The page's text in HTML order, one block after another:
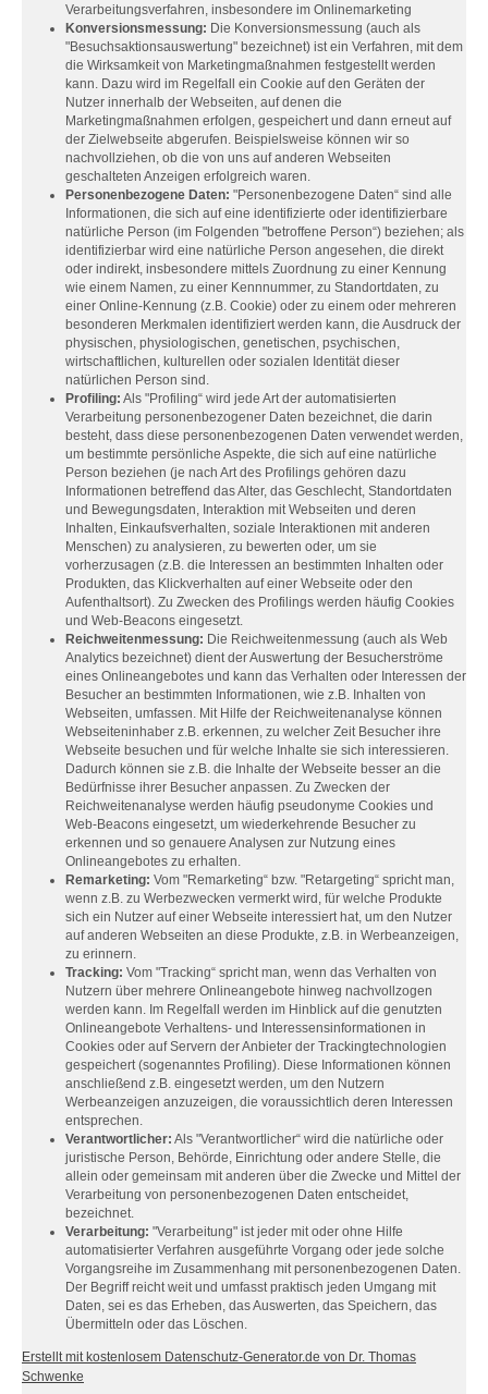
Verarbeitungsverfahren, insbesondere im Onlinemarketing
Konversionsmessung: Die Konversionsmessung (auch als
"Besuchsaktionsauswertung" bezeichnet) ist ein Verfahren, mit dem
die Wirksamkeit von Marketingmaßnahmen festgestellt werden
kann. Dazu wird im Regelfall ein Cookie auf den Geräten der
Nutzer innerhalb der Webseiten, auf denen die
Marketingmaßnahmen erfolgen, gespeichert und dann erneut auf
der Zielwebseite abgerufen. Beispielsweise können wir so
nachvollziehen, ob die von uns auf anderen Webseiten
geschalteten Anzeigen erfolgreich waren.
Personenbezogene Daten: "Personenbezogene Daten“ sind alle
Informationen, die sich auf eine identifizierte oder identifizierbare
natürliche Person (im Folgenden "betroffene Person“) beziehen; als
identifizierbar wird eine natürliche Person angesehen, die direkt
oder indirekt, insbesondere mittels Zuordnung zu einer Kennung
wie einem Namen, zu einer Kennnummer, zu Standortdaten, zu
einer Online-Kennung (z.B. Cookie) oder zu einem oder mehreren
besonderen Merkmalen identifiziert werden kann, die Ausdruck der
physischen, physiologischen, genetischen, psychischen,
wirtschaftlichen, kulturellen oder sozialen Identität dieser
natürlichen Person sind.
Profiling: Als "Profiling“ wird jede Art der automatisierten
Verarbeitung personenbezogener Daten bezeichnet, die darin
besteht, dass diese personenbezogenen Daten verwendet werden,
um bestimmte persönliche Aspekte, die sich auf eine natürliche
Person beziehen (je nach Art des Profilings gehören dazu
Informationen betreffend das Alter, das Geschlecht, Standortdaten
und Bewegungsdaten, Interaktion mit Webseiten und deren
Inhalten, Einkaufsverhalten, soziale Interaktionen mit anderen
Menschen) zu analysieren, zu bewerten oder, um sie
vorherzusagen (z.B. die Interessen an bestimmten Inhalten oder
Produkten, das Klickverhalten auf einer Webseite oder den
Aufenthaltsort). Zu Zwecken des Profilings werden häufig Cookies
und Web-Beacons eingesetzt.
Reichweitenmessung: Die Reichweitenmessung (auch als Web
Analytics bezeichnet) dient der Auswertung der Besucherströme
eines Onlineangebotes und kann das Verhalten oder Interessen der
Besucher an bestimmten Informationen, wie z.B. Inhalten von
Webseiten, umfassen. Mit Hilfe der Reichweitenanalyse können
Webseiteninhaber z.B. erkennen, zu welcher Zeit Besucher ihre
Webseite besuchen und für welche Inhalte sie sich interessieren.
Dadurch können sie z.B. die Inhalte der Webseite besser an die
Bedürfnisse ihrer Besucher anpassen. Zu Zwecken der
Reichweitenanalyse werden häufig pseudonyme Cookies und
Web-Beacons eingesetzt, um wiederkehrende Besucher zu
erkennen und so genauere Analysen zur Nutzung eines
Onlineangebotes zu erhalten.
Remarketing: Vom "Remarketing“ bzw. "Retargeting“ spricht man,
wenn z.B. zu Werbezwecken vermerkt wird, für welche Produkte
sich ein Nutzer auf einer Webseite interessiert hat, um den Nutzer
auf anderen Webseiten an diese Produkte, z.B. in Werbeanzeigen,
zu erinnern.
Tracking: Vom "Tracking“ spricht man, wenn das Verhalten von
Nutzern über mehrere Onlineangebote hinweg nachvollzogen
werden kann. Im Regelfall werden im Hinblick auf die genutzten
Onlineangebote Verhaltens- und Interessensinformationen in
Cookies oder auf Servern der Anbieter der Trackingtechnologien
gespeichert (sogenanntes Profiling). Diese Informationen können
anschließend z.B. eingesetzt werden, um den Nutzern
Werbeanzeigen anzuzeigen, die voraussichtlich deren Interessen
entsprechen.
Verantwortlicher: Als "Verantwortlicher“ wird die natürliche oder
juristische Person, Behörde, Einrichtung oder andere Stelle, die
allein oder gemeinsam mit anderen über die Zwecke und Mittel der
Verarbeitung von personenbezogenen Daten entscheidet,
bezeichnet.
Verarbeitung: "Verarbeitung" ist jeder mit oder ohne Hilfe
automatisierter Verfahren ausgeführte Vorgang oder jede solche
Vorgangsreihe im Zusammenhang mit personenbezogenen Daten.
Der Begriff reicht weit und umfasst praktisch jeden Umgang mit
Daten, sei es das Erheben, das Auswerten, das Speichern, das
Übermitteln oder das Löschen.
Erstellt mit kostenlosem Datenschutz-Generator.de von Dr. Thomas
Schwenke